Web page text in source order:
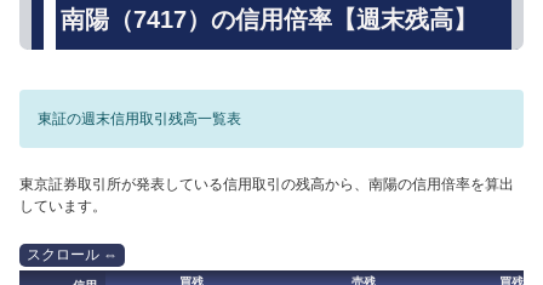
南陽（7417）の信用倍率【週末残高】
東証の週末信用取引残高一覧表
東京証券取引所が発表している信用取引の残高から、南陽の信用倍率を算出
しています。
買残 売残
買残（